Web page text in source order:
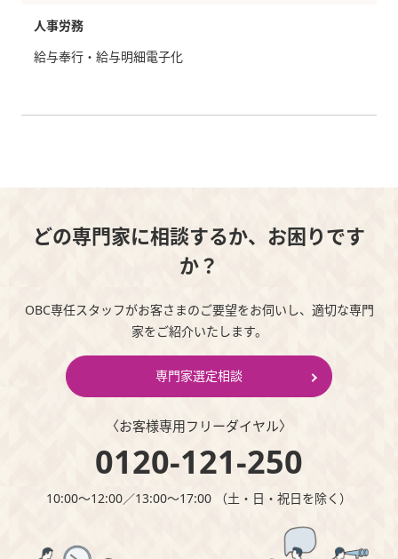
人事労務
給与奉行・給与明細電子化
どの専門家に相談するか、お困りです
か？
OBC専任スタッフがお客さまのご要望をお伺いし、適切な専門
家をご紹介いたします。
専門家選定相談
〈お客様専⽤フリーダイヤル〉
0120-121-250
10:00～12:00∕13:00～17:00 （⼟・⽇・祝⽇を除く）